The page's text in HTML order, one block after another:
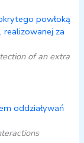
powłoką
realizowanej za
of an extra
oddziaływań